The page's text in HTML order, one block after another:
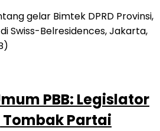
PBB: Legislator
Partai